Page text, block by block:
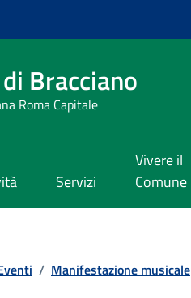
Bracciano
Roma Capitale
Servizi
Vivere il
Comune
/ Manifestazione musicale